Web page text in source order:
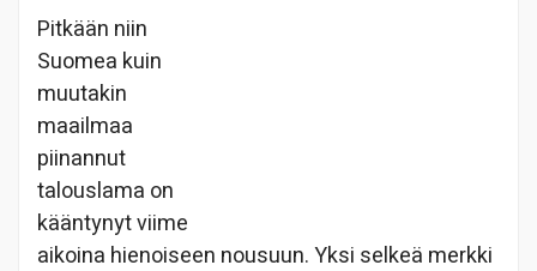
Pitkään niin
Suomea kuin
muutakin
maailmaa
piinannut
talouslama on
kääntynyt viime
aikoina hienoiseen nousuun. Yksi selkeä merkki